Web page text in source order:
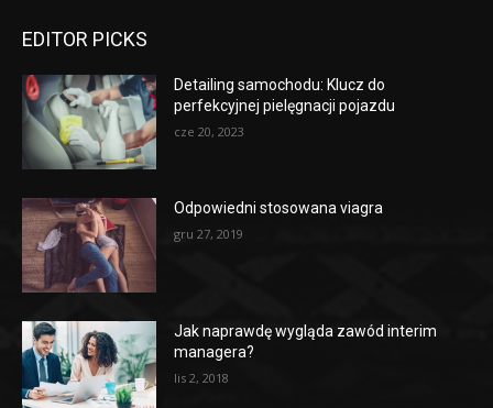
EDITOR PICKS
Detailing samochodu: Klucz do
perfekcyjnej pielęgnacji pojazdu
cze 20, 2023
Odpowiedni stosowana viagra
gru 27, 2019
Jak naprawdę wygląda zawód interim
managera?
lis 2, 2018